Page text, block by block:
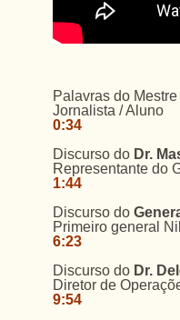
Palavras do
Jornalista / Aluno
0:34
Discurso do Dr.
Representante do
1:44
Discurso do
Primeiro general
6:23
Discurso do Dr.
Diretor de
9:54